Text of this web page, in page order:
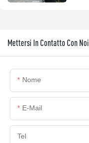
Mettersi In Contatto Con Noi
Nome
E-Mail
Tel